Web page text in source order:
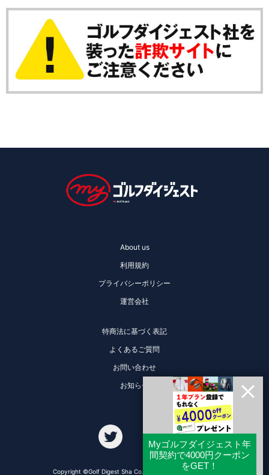
About us
利用規約
プライバシーポリシー
運営会社
特商法に基づく表記
よくあるご質問
お問い合わせ
お知らせ
Copyright ©Golf Digest Sha Co., Ltd. All Rights Reserved.